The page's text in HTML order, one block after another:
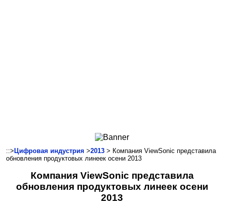
Смартфоны
Коммуникации
Периферия
Автоэлектроника
Программное обеспечение
Игры
::> Цифровая индустрия >2013 > Компания ViewSonic представила
обновления продуктовых линеек осени 2013
Компания ViewSonic представила
обновления продуктовых линеек осени
2013